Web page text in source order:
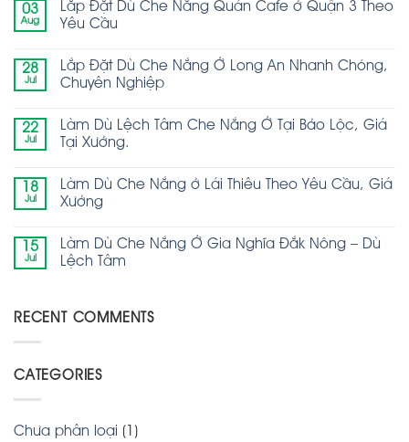
03
Aug
Lắp Đặt Dù Che Nắng Quán Cafe ở Quận 3 Theo
Yêu Cầu
28
Jul
Lắp Đặt Dù Che Nắng Ở Long An Nhanh Chóng,
Chuyên Nghiệp
22
Jul
Làm Dù Lệch Tâm Che Nắng Ở Tại Bảo Lộc, Giá
Tại Xưởng.
18
Jul
Làm Dù Che Nắng ở Lái Thiêu Theo Yêu Cầu, Giá
Xưởng
15
Jul
Làm Dù Che Nắng Ở Gia Nghĩa Đắk Nông – Dù
Lệch Tâm
RECENT COMMENTS
CATEGORIES
Chưa phân loại (1)